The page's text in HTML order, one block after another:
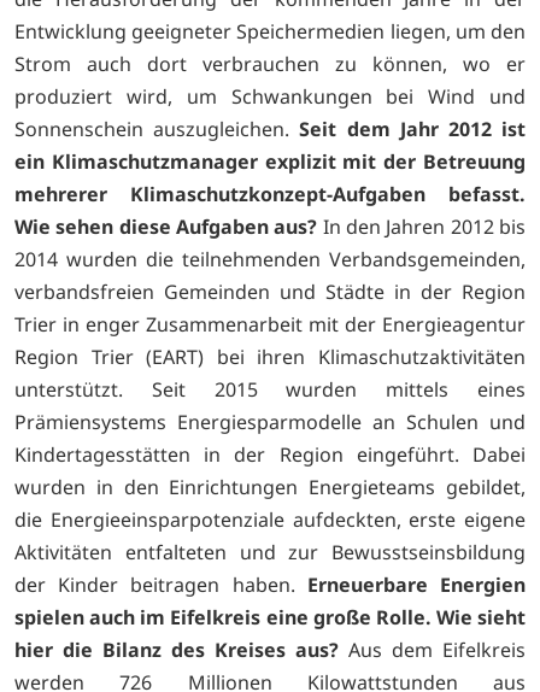
Entwicklung geeigneter Speichermedien liegen, um den
Strom auch dort verbrauchen zu können, wo er
produziert wird, um Schwankungen bei Wind und
Sonnenschein auszugleichen.Seit dem Jahr 2012 ist
ein Klimaschutzmanager explizit mit der Betreuung
mehrerer Klimaschutzkonzept-Aufgaben befasst.
Wie sehen diese Aufgaben aus? In den Jahren 2012 bis
2014 wurden die teilnehmenden Verbandsgemeinden,
verbandsfreien Gemeinden und Städte in der Region
Trier in enger Zusammenarbeit mit der Energieagentur
Region Trier (EART) bei ihren Klimaschutzaktivitäten
unterstützt. Seit 2015 wurden mittels eines
Prämiensystems Energiesparmodelle an Schulen und
Kindertagesstätten in der Region eingeführt. Dabei
wurden in den Einrichtungen Energieteams gebildet,
die Energieeinsparpotenziale aufdeckten, erste eigene
Aktivitäten entfalteten und zur Bewusstseinsbildung
der Kinder beitragen haben. Erneuerbare Energien
spielen auch im Eifelkreis eine große Rolle. Wie sieht
hier die Bilanz des Kreises aus? Aus dem Eifelkreis
werden 726 Millionen Kilowattstunden aus